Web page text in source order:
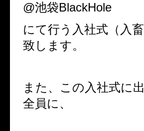
@池袋BlackHole
にて行う入社式（入
致します。
また、この入社式に
全員に、